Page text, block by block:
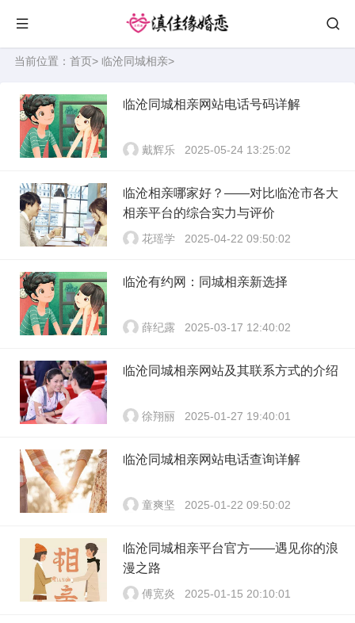
当前位置： 首页> 临沧同城相亲>
临沧同城相亲网站电话号码详解
戴辉乐 2025-05-24 13:25:02
临沧相亲哪家好？——对比临沧市各大
相亲平台的综合实力与评价
花瑶学 2025-04-22 09:50:02
临沧有约网：同城相亲新选择
薛纪露 2025-03-17 12:40:02
临沧同城相亲网站及其联系方式的介绍
徐翔丽 2025-01-27 19:40:01
临沧同城相亲网站电话查询详解
童爽坚 2025-01-22 09:50:02
临沧同城相亲平台官方——遇见你的浪
漫之路
傅宽炎 2025-01-15 20:10:01